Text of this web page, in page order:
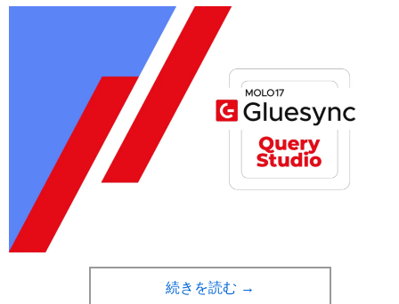
続きを読む →